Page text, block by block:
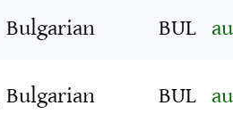
Bulgarian
BUL
Bulgarian
BUL